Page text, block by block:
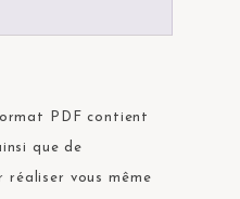
PDF contient
que de
réaliser vous même